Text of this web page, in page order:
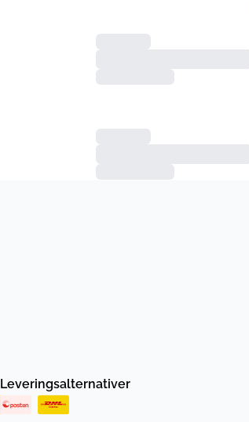
Leveringsalternativer